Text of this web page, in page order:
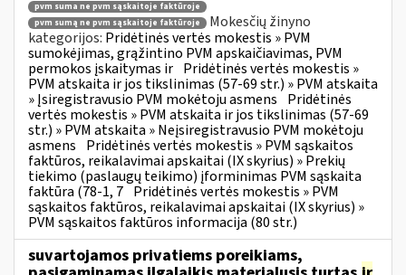
pvm suma ne pvm sąskaitoje faktūroje
pvm sumą ne pvm sąskaitoje faktūroje
Mokesčių žinyno
kategorijos: Pridėtinės vertės mokestis » PVM
sumokėjimas, grąžintino PVM apskaičiavimas, PVM
permokos įskaitymas ir Pridėtinės vertės mokestis »
PVM atskaita ir jos tikslinimas (57-69 str.) » PVM atskaita
» Įsiregistravusio PVM mokėtoju asmens Pridėtinės
vertės mokestis » PVM atskaita ir jos tikslinimas (57-69
str.) » PVM atskaita » Neįsiregistravusio PVM mokėtoju
asmens Pridėtinės vertės mokestis » PVM sąskaitos
faktūros, reikalavimai apskaitai (IX skyrius) » Prekių
tiekimo (paslaugų teikimo) įforminimas PVM sąskaita
faktūra (78-1, 7 Pridėtinės vertės mokestis » PVM
sąskaitos faktūros, reikalavimai apskaitai (IX skyrius) »
PVM sąskaitos faktūros informacija (80 str.)
suvartojamos privatiems poreikiams,